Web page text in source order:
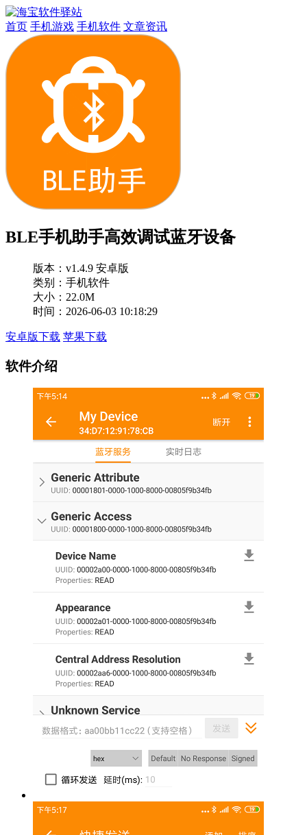
首页 手机游戏 手机软件 文章资讯
BLE手机助手高效调试蓝牙设备
版本： v1.4.9 安卓版
类别：手机软件
大小：22.0M
时间：2026-06-03 10:18:29
安卓版下载 苹果下载
软件介绍